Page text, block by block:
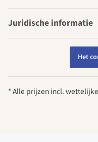
Juridische informatie
Het
* Alle prijzen incl.